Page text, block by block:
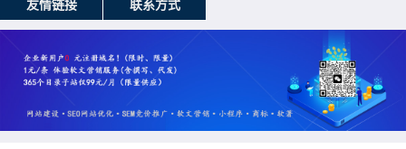
友情链接 联系方式